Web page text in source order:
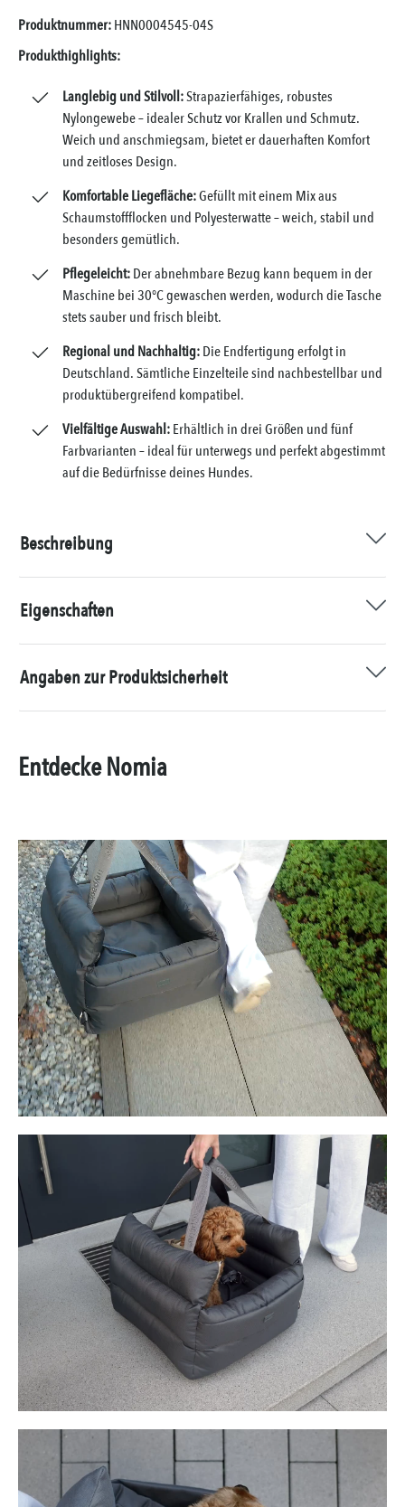
Produktnummer:HNN0004545-04S
Produkthighlights:
Langlebig und Stilvoll:Strapazierfähiges, robustes
Nylongewebe – idealer Schutz vor Krallen und Schmutz.
Weich und anschmiegsam, bietet er dauerhaften Komfort
und zeitloses Design.
Komfortable Liegefläche:Gefüllt mit einem Mix aus
Schaumstoffflocken und Polyesterwatte – weich, stabil und
besonders gemütlich.
Pflegeleicht:Der abnehmbare Bezug kann bequem in der
Maschine bei 30°C gewaschen werden, wodurch die Tasche
stets sauber und frisch bleibt.
Regional und Nachhaltig:Die Endfertigung erfolgt in
Deutschland. Sämtliche Einzelteile sind nachbestellbar und
produktübergreifend kompatibel.
Vielfältige Auswahl:Erhältlich in drei Größen und fünf
Farbvarianten – ideal für unterwegs und perfekt abgestimmt
auf die Bedürfnisse deines Hundes.
Beschreibung
Eigenschaften
Angaben zur Produktsicherheit
Entdecke Nomia